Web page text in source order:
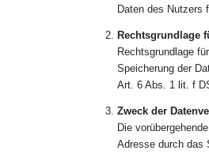
Daten des Nutzers
Rechtsgrundlage
Rechtsgrundlage
Speicherung der
Art. 6 Abs. 1 lit. f
Zweck der
Die
Adresse durch das